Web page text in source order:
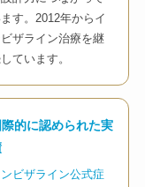
す。2012年からイ
ビザライン治療を継
ています。
際的に認められた実
ビザライン公式症